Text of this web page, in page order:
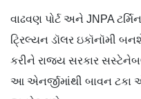
વાઢવણ પોર્ટ અને JNPA
ટ્રિલ્યન ડૉલર ઇકૉનૉમી
કરીને રાજ્ય સરકાર
આ એનર્જીમાંથી બાવન ટકા